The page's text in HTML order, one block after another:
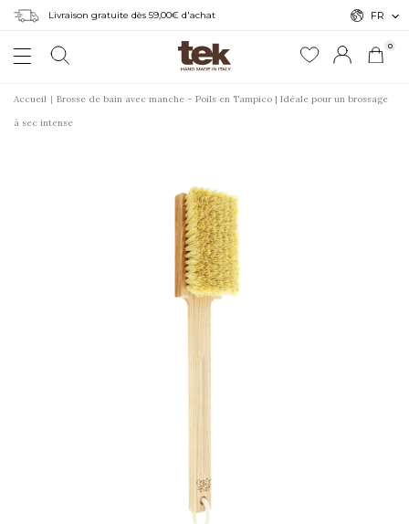
Livraison gratuite dès 59,00€ d'achat
0
FR
Accueil
Brosse de bain avec manche – Poils en Tampico | Idéale pour un brossage
à sec intense